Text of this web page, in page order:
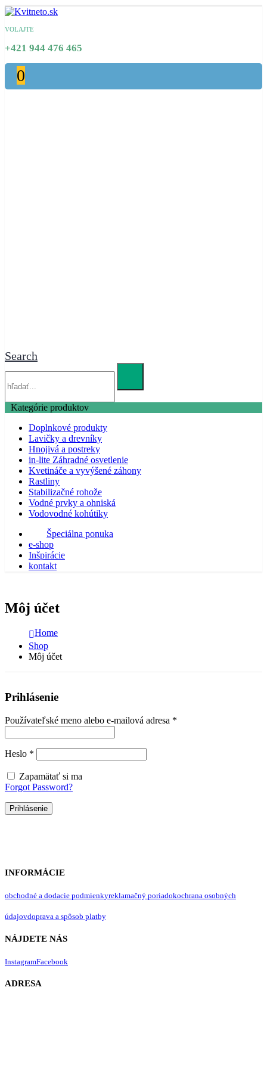
VOLAJTE
+421 944 476 465
0
Search
Kategórie produktov
Doplnkové produkty
Lavičky a drevníky
Hnojivá a postreky
in-lite Záhradné osvetlenie
Kvetináče a vyvýšené záhony
Rastliny
Stabilizačné rohože
Vodné prvky a ohniská
Vodovodné kohútiky
Špeciálna ponuka
e-shop
Inšpirácie
kontakt
Môj účet
Home
Shop
Môj účet
Prihlásenie
Používateľské meno alebo e-mailová adresa *
Heslo *
Zapamätať si ma
Forgot Password?
Prihlásenie
INFORMÁCIE
obchodné a dodacie podmienkyreklamačný poriadokochrana osobných
údajovdoprava a spôsob platby
NÁJDETE NÁS
InstagramFacebook
ADRESA